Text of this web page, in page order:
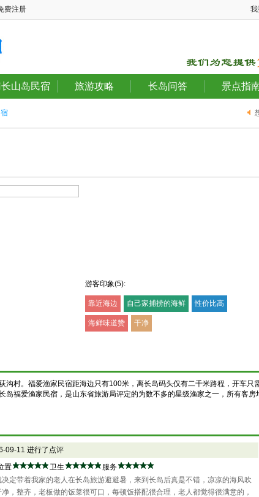
费注册
山岛民宿 旅游攻略 长岛问答 景点指
游客印象(5):
靠近海边 自己家捕捞的海鲜 性价比高
海鲜味道赞 干净
沟村。 福爱渔家民宿距海边只有100米，离长岛码头仅有二千米路程，开车
岛福爱渔家民宿 ，是山东省旅游局评定的为数不多的星级渔家之一，所有客
09-11 进行了点评
置 卫生
服务
定带着我家的老人在长岛旅游避避暑，来到长岛后真是不错，凉凉的海风吹
，整齐，老板做的饭菜很可口，每顿饭搭配很合理，老人都觉得很满意的，